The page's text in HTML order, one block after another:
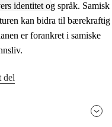
identitet og språk. Samisk
kan bidra til bærekraftig
er forankret i samiske
del